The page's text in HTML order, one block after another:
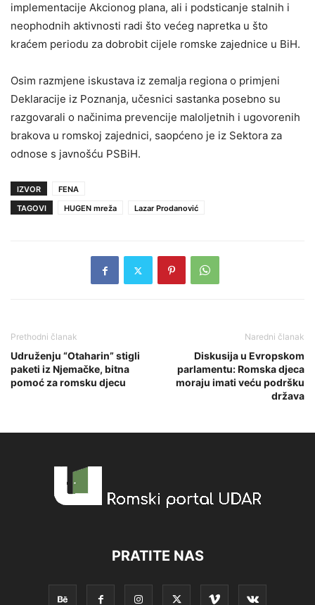
implementacije Akcionog plana, ali i podsticanje stalnih i
neophodnih aktivnosti radi što većeg napretka u što
kraćem periodu za dobrobit cijele romske zajednice u BiH.
Osim razmjene iskustava iz zemalja regiona o primjeni
Deklaracije iz Poznanja, učesnici sastanka posebno su
razgovarali o načinima prevencije maloljetnih i ugovorenih
brakova u romskoj zajednici, saopćeno je iz Sektora za
odnose s javnošću PSBiH.
IZVOR
FENA
TAGOVI
HUGEN mreža Lazar Prodanović
Prethodni članak
Udruženju “Otaharin” stigli
paketi iz Njemačke, bitna
pomoć za romsku djecu
Naredni članak
Diskusija u Evropskom
parlamentu: Romska djeca
moraju imati veću podršku
država
PRATITE NAS